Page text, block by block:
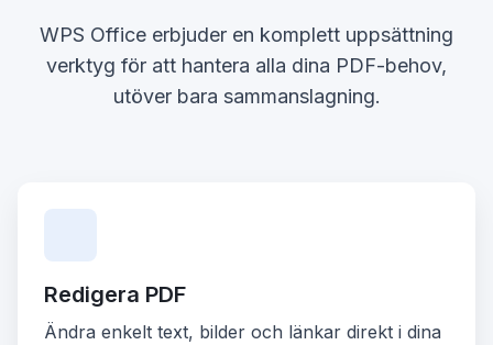
WPS Office erbjuder en komplett uppsättning
verktyg för att hantera alla dina PDF-behov,
utöver bara sammanslagning.
Redigera PDF
Ändra enkelt text, bilder och länkar direkt i dina